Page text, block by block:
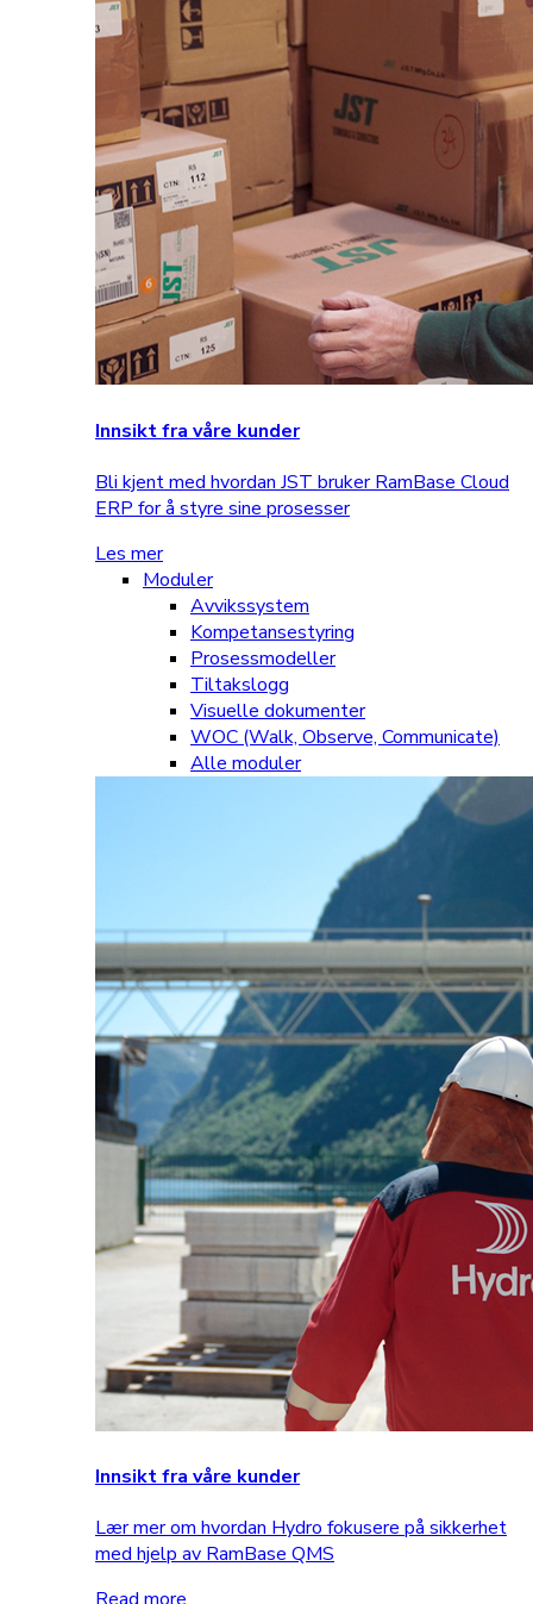
Innsikt fra våre kunder
Bli kjent med hvordan JST bruker RamBase Cloud
ERP for å styre sine prosesser
Les mer
Moduler
Avvikssystem
Kompetansestyring
Prosessmodeller
Tiltakslogg
Visuelle dokumenter
WOC (Walk, Observe, Communicate)
Alle moduler
Innsikt fra våre kunder
Lær mer om hvordan Hydro fokusere på sikkerhet
med hjelp av RamBase QMS